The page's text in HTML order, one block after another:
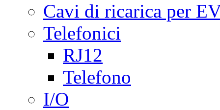
Cavi di ricarica per
Telefonici
RJ12
Telefono
I/O